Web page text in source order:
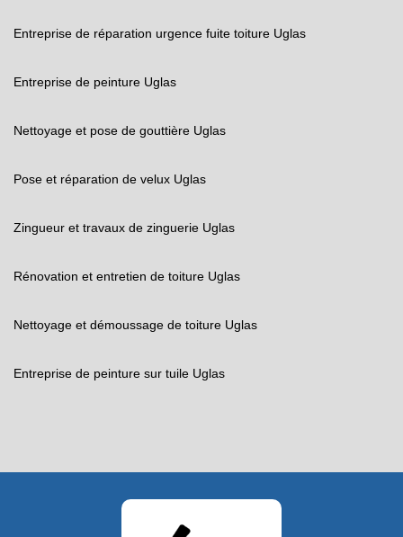
Entreprise de réparation urgence fuite toiture Uglas
Entreprise de peinture Uglas
Nettoyage et pose de gouttière Uglas
Pose et réparation de velux Uglas
Zingueur et travaux de zinguerie Uglas
Rénovation et entretien de toiture Uglas
Nettoyage et démoussage de toiture Uglas
Entreprise de peinture sur tuile Uglas